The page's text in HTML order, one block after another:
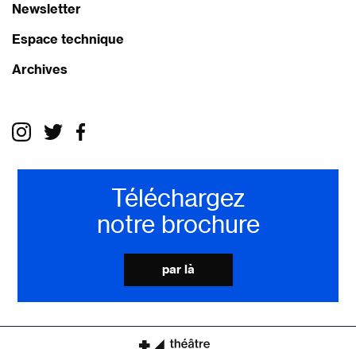
Newsletter
Espace technique
Archives
Téléchargez
notre brochure
par là